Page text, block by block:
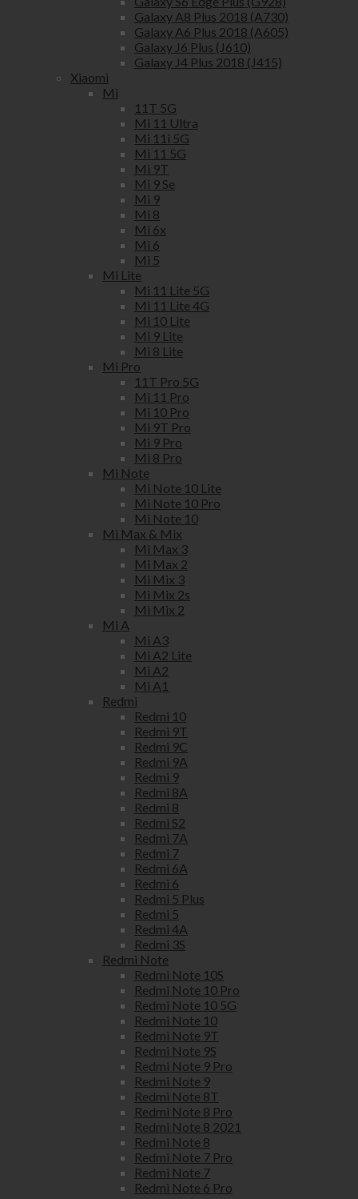
Galaxy A8 Plus 2018 (A730)
Galaxy A6 Plus 2018 (A605)
Galaxy J6 Plus (J610)
Galaxy J4 Plus 2018 (J415)
Xiaomi
Mi
11T 5G
Mi 11 Ultra
Mi 11i 5G
Mi 11 5G
Mi 9T
Mi 9 Se
Mi 9
Mi 8
Mi 6x
Mi 6
Mi 5
Mi Lite
Mi 11 Lite 5G
Mi 11 Lite 4G
Mi 10 Lite
Mi 9 Lite
Mi 8 Lite
Mi Pro
11T Pro 5G
Mi 11 Pro
Mi 10 Pro
Mi 9T Pro
Mi 9 Pro
Mi 8 Pro
Mi Note
Mi Note 10 Lite
Mi Note 10 Pro
Mi Note 10
Mi Max & Mix
Mi Max 3
Mi Max 2
Mi Mix 3
Mi Mix 2s
Mi Mix 2
Mi A
Mi A3
Mi A2 Lite
Mi A2
Mi A1
Redmi
Redmi 10
Redmi 9T
Redmi 9C
Redmi 9A
Redmi 9
Redmi 8A
Redmi 8
Redmi S2
Redmi 7A
Redmi 7
Redmi 6A
Redmi 6
Redmi 5 Plus
Redmi 5
Redmi 4A
Redmi 3S
Redmi Note
Redmi Note 10S
Redmi Note 10 Pro
Redmi Note 10 5G
Redmi Note 10
Redmi Note 9T
Redmi Note 9S
Redmi Note 9 Pro
Redmi Note 9
Redmi Note 8T
Redmi Note 8 Pro
Redmi Note 8 2021
Redmi Note 8
Redmi Note 7 Pro
Redmi Note 7
Redmi Note 6 Pro